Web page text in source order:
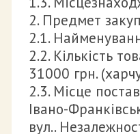
2. Предмет
2.1.
2.2. Кількість
31000 грн.
2.3. Місце
Івано-
вул..